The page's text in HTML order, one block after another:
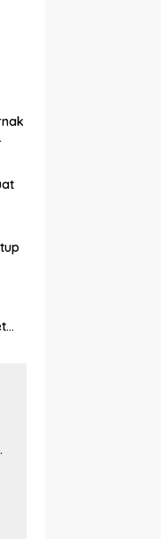
Danas Cikarang
Sejumlah Tuntutan